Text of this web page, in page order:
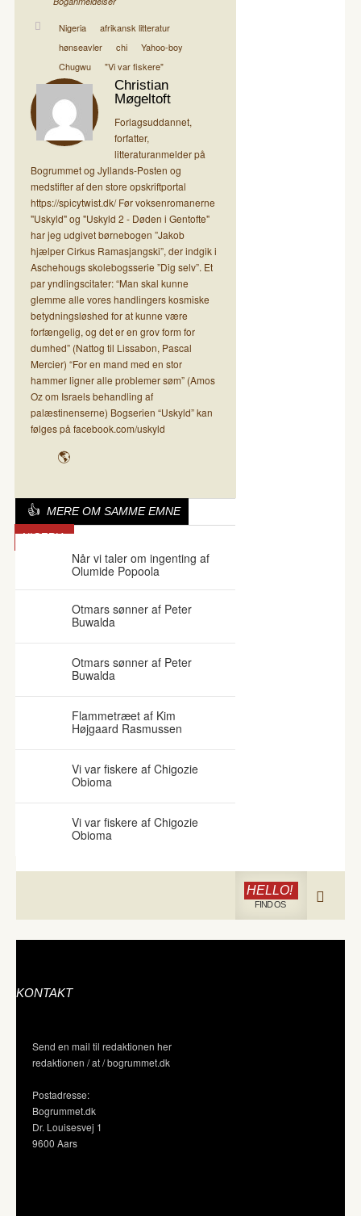
Nigeria
afrikansk litteratur
hønseavler
chi
Yahoo-boy
Chugwu
"Vi var fiskere"
Christian
Møgeltoft
Forlagsuddannet,
forfatter,
litteraturanmelder på
Bogrummet og Jyllands-Posten og
medstifter af den store opskriftportal
https://spicytwist.dk/ Før voksenromanerne
"Uskyld" og "Uskyld 2 - Døden i Gentofte"
har jeg udgivet børnebogen ”Jakob
hjælper Cirkus Ramasjangski”, der indgik i
Aschehougs skolebogsserie ”Dig selv”. Et
par yndlingscitater: “Man skal kunne
glemme alle vores handlingers kosmiske
betydningsløshed for at kunne være
forfængelig, og det er en grov form for
dumhed” (Nattog til Lissabon, Pascal
Mercier) “For en mand med en stor
hammer ligner alle problemer søm” (Amos
Oz om Israels behandling af
palæstinenserne) Bogserien “Uskyld” kan
følges på facebook.com/uskyld
MERE OM SAMME EMNE
NIGERIA
Når vi taler om ingenting af
Olumide Popoola
Otmars sønner af Peter
Buwalda
Otmars sønner af Peter
Buwalda
Flammetræet af Kim
Højgaard Rasmussen
Vi var fiskere af Chigozie
Obioma
Vi var fiskere af Chigozie
Obioma
HELLO!
FIND OS
KONTAKT
Send en mail til redaktionen her
redaktionen / at / bogrummet.dk
Postadresse:
Bogrummet.dk
Dr. Louisesvej 1
9600 Aars